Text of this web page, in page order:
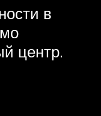
в
центр.